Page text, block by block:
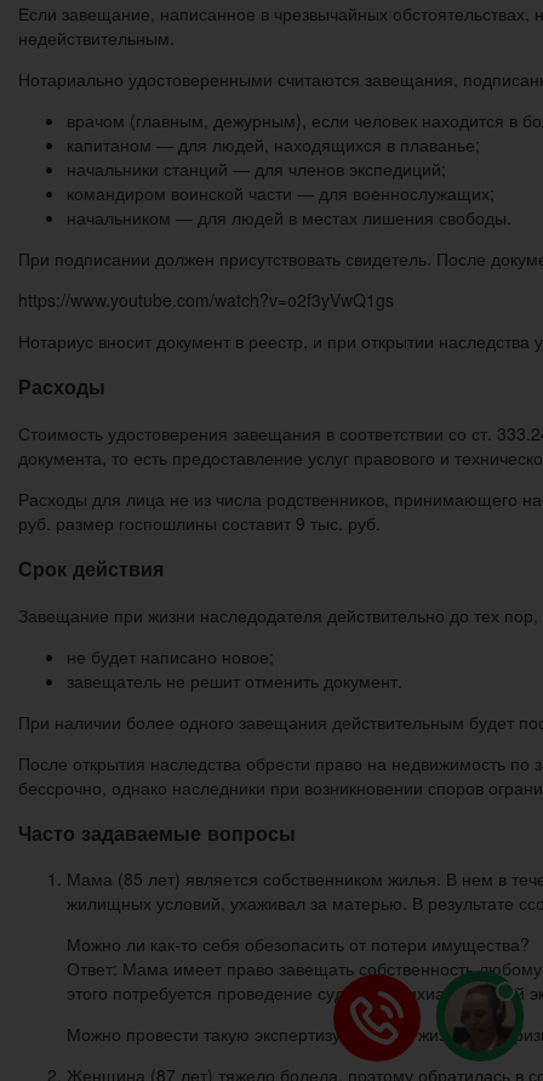
Если завещание, написанное в чрезвычайных
недействительным.
Нотариально удостоверенными считаются завещания,
врачом (главным, дежурным), если человек находится в
капитаном — для людей, находящихся в плаванье;
начальники станций — для членов экспедиций;
командиром воинской части — для военнослужащих;
начальником — для людей в местах лишения свободы.
При подписании должен присутствовать свидетель. После
https://www.youtube.com/watch?v=o2f3yVwQ1gs
Нотариус вносит документ в реестр, и при открытии
Расходы
Стоимость удостоверения завещания в соответствии со ст.
документа, то есть предоставление услуг правового и
Расходы для лица не из числа родственников, принимающего
руб. размер госпошлины составит 9 тыс. руб.
Срок действия
Завещание при жизни наследодателя действительно до тех пор,
не будет написано новое;
завещатель не решит отменить документ.
При наличии более одного завещания действительным будет
После открытия наследства обрести право на недвижимость
бессрочно, однако наследники при возникновении споров
Часто задаваемые вопросы
Мама (85 лет) является собственником жилья. В нем в
жилищных условий, ухаживал за матерью. В результате
Можно ли как-то себя обезопасить от потери имущества?
Ответ: Мама имеет право завещать собственность
этого потребуется проведение судебно-
Можно провести такую экспертизу еще при жизни для
Женщина (87 лет) тяжело болела, поэтому обратилась в